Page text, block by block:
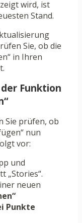
wird, ist
Stand.
Sie, ob die
in Ihren
Funktion
Sie prüfen, ob
nun
vor:
und
„Stories“.
neuen
Punkte